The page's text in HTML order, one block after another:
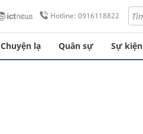
Hotline: 0916118822
Chuyện lạ Quân sự Sự kiện